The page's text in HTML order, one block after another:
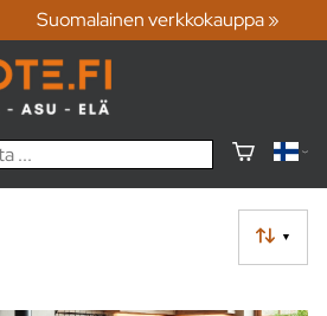
Suomalainen verkkokauppa »
▼